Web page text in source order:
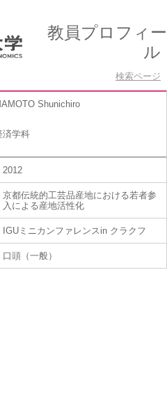
教員プロフィー
ル
検索ページ
Shunichiro
済学科
2012
京都伝統的工芸品産地における若者参
入による産地活性化
IGUミニカンファレンスin クラクフ
口頭（一般）